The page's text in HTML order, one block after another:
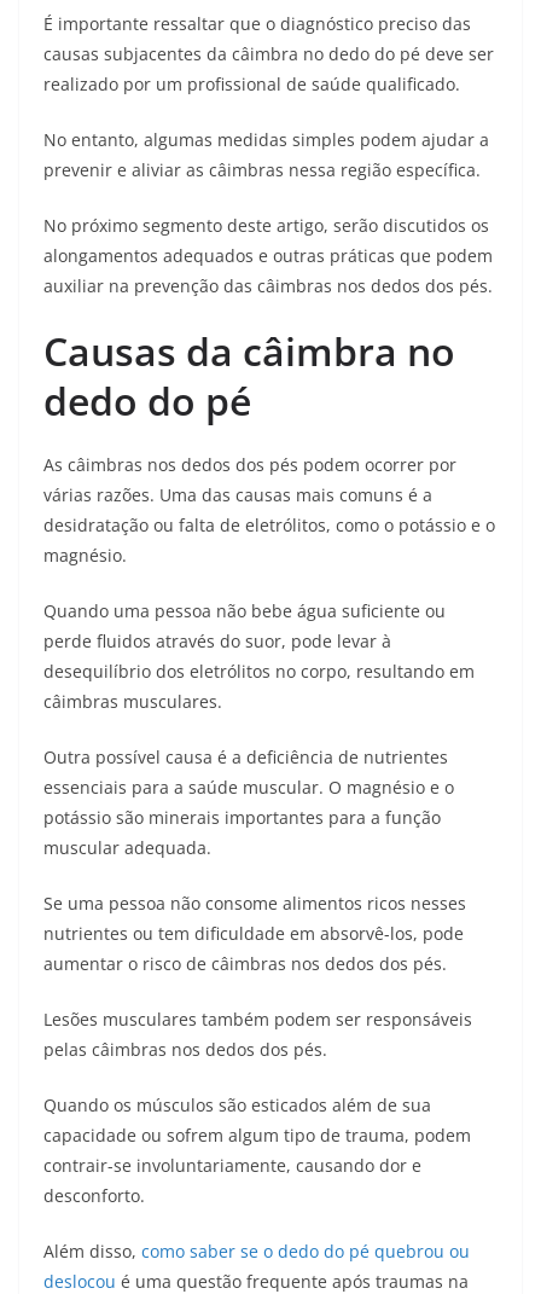
É importante ressaltar que o diagnóstico preciso das
causas subjacentes da câimbra no dedo do pé deve ser
realizado por um profissional de saúde qualificado.
No entanto, algumas medidas simples podem ajudar a
prevenir e aliviar as câimbras nessa região específica.
No próximo segmento deste artigo, serão discutidos os
alongamentos adequados e outras práticas que podem
auxiliar na prevenção das câimbras nos dedos dos pés.
Causas da câimbra no
dedo do pé
As câimbras nos dedos dos pés podem ocorrer por
várias razões. Uma das causas mais comuns é a
desidratação ou falta de eletrólitos, como o potássio e o
magnésio.
Quando uma pessoa não bebe água suficiente ou
perde fluidos através do suor, pode levar à
desequilíbrio dos eletrólitos no corpo, resultando em
câimbras musculares.
Outra possível causa é a deficiência de nutrientes
essenciais para a saúde muscular. O magnésio e o
potássio são minerais importantes para a função
muscular adequada.
Se uma pessoa não consome alimentos ricos nesses
nutrientes ou tem dificuldade em absorvê-los, pode
aumentar o risco de câimbras nos dedos dos pés.
Lesões musculares também podem ser responsáveis
pelas câimbras nos dedos dos pés.
Quando os músculos são esticados além de sua
capacidade ou sofrem algum tipo de trauma, podem
contrair-se involuntariamente, causando dor e
desconforto.
Além disso, como saber se o dedo do pé quebrou ou
deslocou é uma questão frequente após traumas na